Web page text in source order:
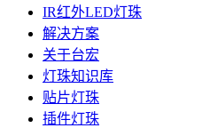
IR红外LED灯珠
解决方案
关于台宏
灯珠知识库
贴片灯珠
插件灯珠